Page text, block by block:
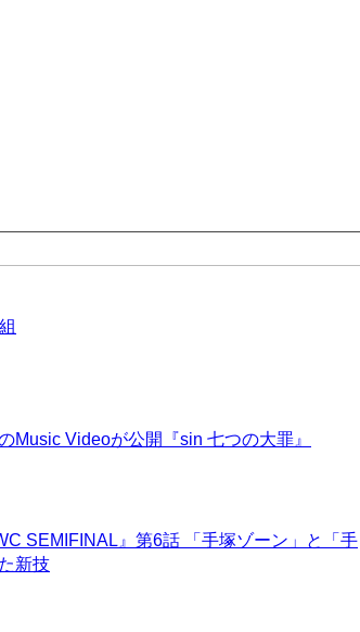
Music Videoが公開『sin 七つの大罪』
SEMIFINAL』第6話 「手塚ゾーン」と「手
新技